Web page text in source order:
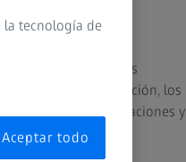
de referencia. Estos
avanza la exploración, los
las distintas exploraciones y
tecnología de
Aceptar todo